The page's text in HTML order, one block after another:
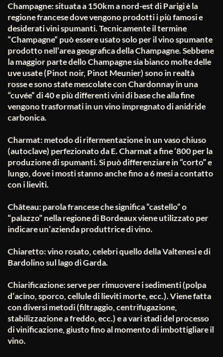
Champagne: situata a 150km a nord-est di Parigi è la
regione francese dove vengono prodotti i più famosi e
desiderati vini spumanti. Tecnicamente il termine
“Champagne” può essere usato solo per il vino spumante
prodotto nell’area geografica della Champagne. Sebbene
la maggior parte dello Champagne sia bianco molte delle
uve usate (Pinot noir, Pinot Meunier) sono in realtà
rosse e sono state mescolate con Chardonnay in una
“cuvée” di 40 e più differenti vini di base che alla fine
vengono trasformati in un vino impregnato di anidride
carbonica.
Charmat: metodo di rifermentazione in un vaso chiuso
(autoclave) perfezionato da E. Charmat a fine ‘800 per la
produzione di spumanti. Si può differenziare in “corto” e
lungo, dove i mosti stanno anche fino a 6 mesi a contatto
con i lieviti.
Château: parola francese che significa “castello” o
“palazzo” nella regione di Bordeaux viene utilizzato per
indicare un’azienda produttrice di vino.
Chiaretto: vino rosato, celebri quello della Valtenesi e di
Bardolino sul lago di Garda.
Chiarificazione: serve per rimuovere i sedimenti (polpa
d’acino, sporco, cellule di lieviti morte, ecc.). Viene fatta
con diversi metodi (filtraggio, centrifugazione,
stabilizzazione a freddo, ecc.) e a vari stadi del processo
di vinificazione, giusto fino al momento di imbottigliare il
vino.